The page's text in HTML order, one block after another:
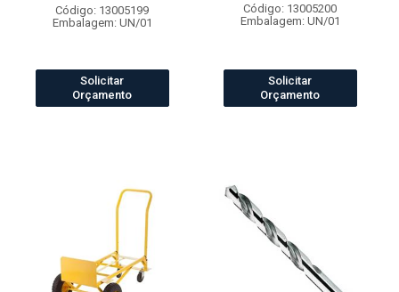
Código: 13005199
Embalagem: UN/01
Solicitar
Orçamento
Código: 13005200
Embalagem: UN/01
Solicitar
Orçamento